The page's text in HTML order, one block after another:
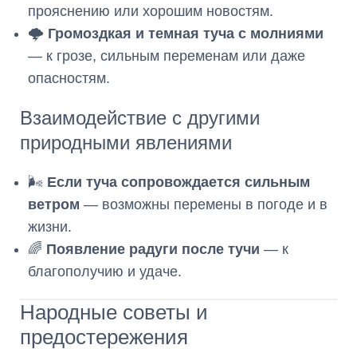
прояснению или хорошим новостям.
🌩️ Громоздкая и темная туча с молниями
— к грозе, сильным переменам или даже
опасностям.
Взаимодействие с другими
природными явлениями
🌬️ Если туча сопровождается сильным
ветром — возможны перемены в погоде и в
жизни.
🌈 Появление радуги после тучи — к
благополучию и удаче.
Народные советы и
предостережения